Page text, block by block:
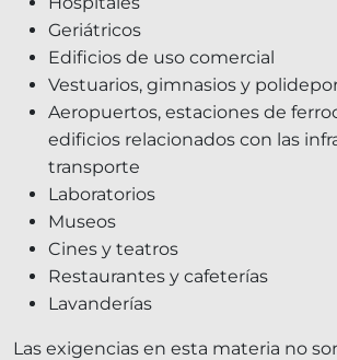
Geriátricos
Edificios de uso comercial
Vestuarios, gimnasios y
Aeropuertos, estaciones de
edificios relacionados con las
transporte
Laboratorios
Museos
Cines y teatros
Restaurantes y cafeterías
Lavanderías
Las exigencias en esta materia no